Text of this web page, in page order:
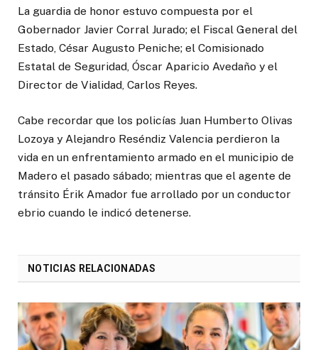
La guardia de honor estuvo compuesta por el
Gobernador Javier Corral Jurado; el Fiscal General del
Estado, César Augusto Peniche; el Comisionado
Estatal de Seguridad, Óscar Aparicio Avedaño y el
Director de Vialidad, Carlos Reyes.
Cabe recordar que los policías Juan Humberto Olivas
Lozoya y Alejandro Reséndiz Valencia perdieron la
vida en un enfrentamiento armado en el municipio de
Madero el pasado sábado; mientras que el agente de
tránsito Érik Amador fue arrollado por un conductor
ebrio cuando le indicó detenerse.
NOTICIAS RELACIONADAS